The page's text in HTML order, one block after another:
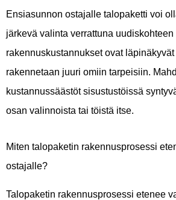
Ensiasunnon ostajalle talopaketti voi
järkevä valinta verrattuna
rakennuskustannukset ovat
rakennetaan juuri omiin tarpeisiin.
kustannussäästöt sisustustöissä
osan valinnoista tai töistä itse.
Miten talopaketin rakennusprosessi
ostajalle?
Talopaketin rakennusprosessi etenee